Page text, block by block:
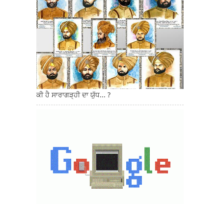
ਕੀ ਹੈ ਸਾਰਾਗੜ੍ਹੀ ਦਾ ਯੁੱਧ... ?